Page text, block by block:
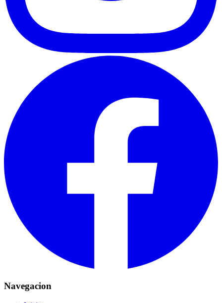
Navegacion